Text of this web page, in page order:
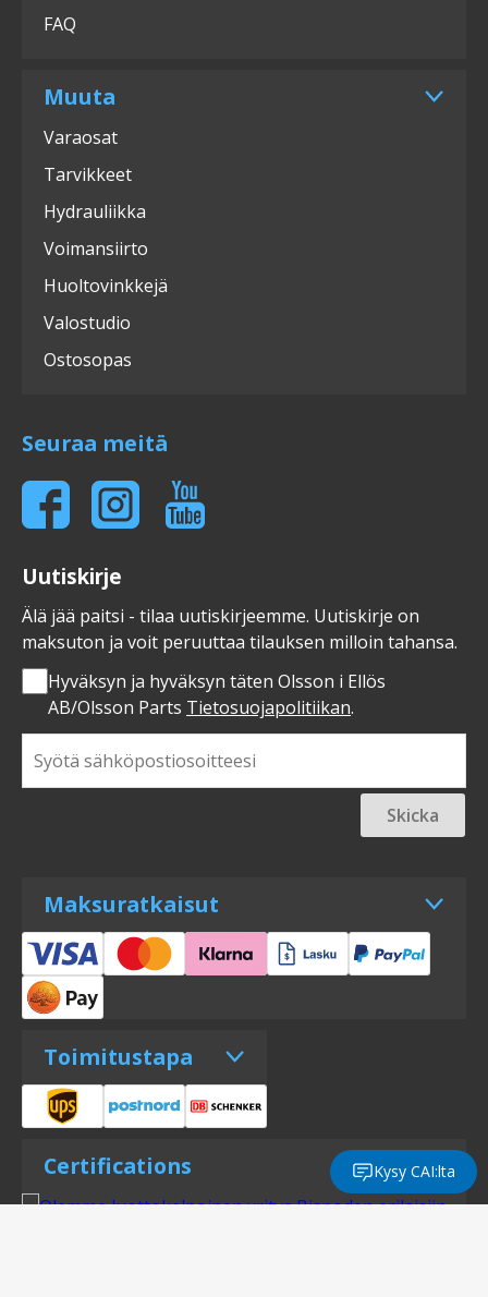
FAQ
Muuta
Varaosat
Tarvikkeet
Hydrauliikka
Voimansiirto
Huoltovinkkejä
Valostudio
Ostosopas
Seuraa meitä
Uutiskirje
Älä jää paitsi - tilaa uutiskirjeemme. Uutiskirje on
maksuton ja voit peruuttaa tilauksen milloin tahansa.
Hyväksyn ja hyväksyn täten Olsson i Ellös
AB/Olsson Parts Tietosuojapolitiikan.
Skicka
Maksuratkaisut
Toimitustapa
Certifications Kysy CAI:lta